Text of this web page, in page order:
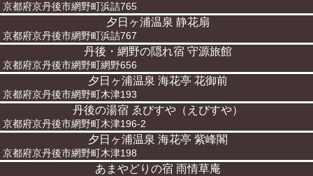
京都府京丹後市網野町浜詰765
夕日ヶ浦温泉 静花扇
京都府京丹後市網野町浜詰767
丹後・網野の隠れ宿 守源旅館
京都府京丹後市網野町網野656
夕日ヶ浦温泉 海花亭 花御前
京都府京丹後市網野町木津193
丹後の湯宿 ゑびすや（えびすや）
京都府京丹後市網野町木津196-2
夕日ヶ浦温泉 海花亭 紫峰閣
京都府京丹後市網野町木津198
あまやどりの宿 雨情草庵